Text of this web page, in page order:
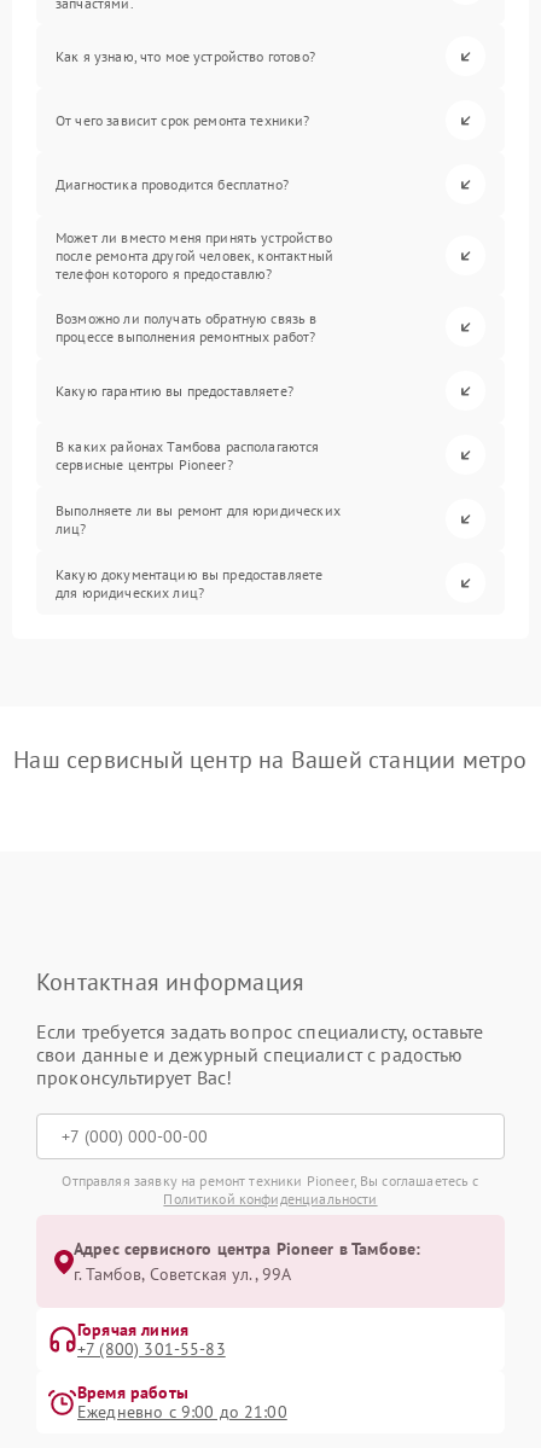
Как я узнаю, что мое устройство готово?
От чего зависит срок ремонта техники?
Диагностика проводится бесплатно?
Может ли вместо меня принять устройство
после ремонта другой человек, контактный
телефон которого я предоставлю?
Возможно ли получать обратную связь в
процессе выполнения ремонтных работ?
Какую гарантию вы предоставляете?
В каких районах Тамбова располагаются
сервисные центры Pioneer?
Выполняете ли вы ремонт для юридических
лиц?
Какую документацию вы предоставляете
для юридических лиц?
Наш сервисный центр на Вашей станции метро
Контактная информация
Если требуется задать вопрос специалисту, оставьте
свои данные и дежурный специалист с радостью
проконсультирует Вас!
Отправляя заявку на ремонт техники Pioneer, Вы соглашаетесь с
Политикой конфиденциальности
Адрес сервисного центра Pioneer в Тамбове:
г. Тамбов, Советская ул., 99А
Горячая линия
+7 (800) 301-55-83
Время работы
Ежедневно с 9:00 до 21:00